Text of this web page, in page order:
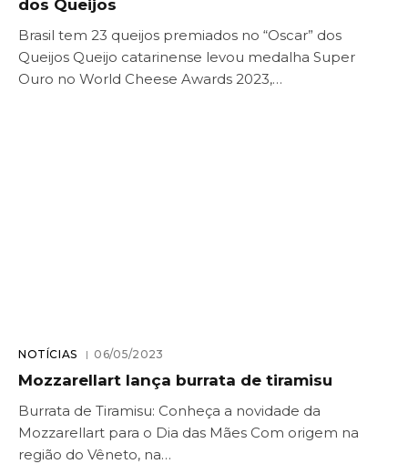
dos Queijos
Brasil tem 23 queijos premiados no “Oscar” dos
Queijos Queijo catarinense levou medalha Super
Ouro no World Cheese Awards 2023,…
NOTÍCIAS 06/05/2023
Mozzarellart lança burrata de tiramisu
Burrata de Tiramisu: Conheça a novidade da
Mozzarellart para o Dia das Mães Com origem na
região do Vêneto, na…